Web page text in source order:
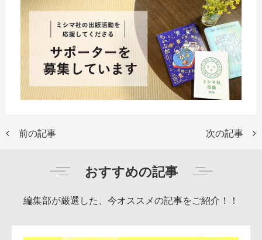
前の記事 次の記事
おすすめの記事
編集部が厳選した、今オススメの記事をご紹介！！